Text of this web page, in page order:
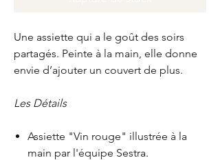
Une assiette qui a le goût des soirs
partagés. Peinte à la main, elle donne
envie d’ajouter un couvert de plus.
Les Détails
Assiette "Vin rouge" illustrée à la
main par l'équipe Sestra.